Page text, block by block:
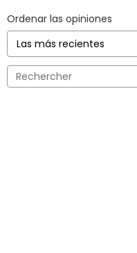
Ordenar las opiniones